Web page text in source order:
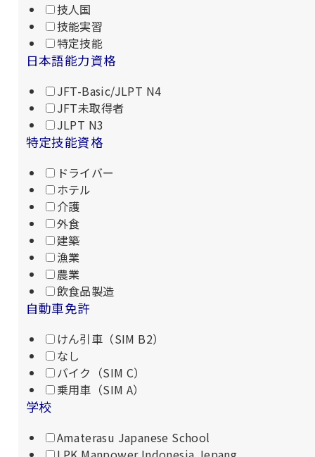
技人国
技能実習
特定技能
日本語能力資格
JFT-Basic/JLPT N4
JFT未取得者
JLPT N3
特定技能資格
ドライバー
ホテル
介護
外食
建築
漁業
農業
飲食品製造
自動車免許
けん引車（SIM B2）
なし
バイク（SIM C）
乗用車（SIM A）
学校
Amaterasu Japanese School